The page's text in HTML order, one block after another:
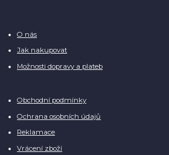
O nás
Jak nakupovat
Možnosti dopravy a plateb
Obchodní podmínky
Ochrana osobních údajů
Reklamace
Vrácení zboží